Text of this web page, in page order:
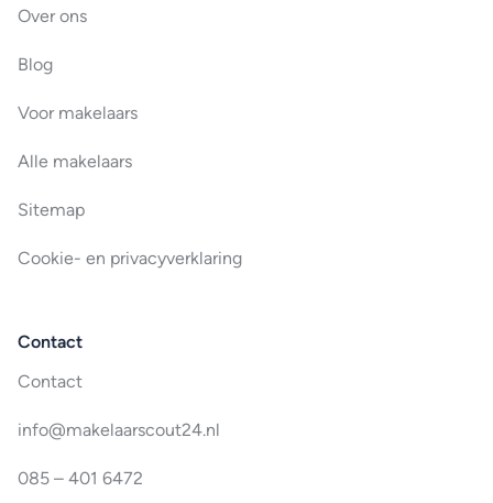
Over ons
Blog
Voor makelaars
Alle makelaars
Sitemap
Cookie- en privacyverklaring
Contact
Contact
info@makelaarscout24.nl
085 – 401 6472